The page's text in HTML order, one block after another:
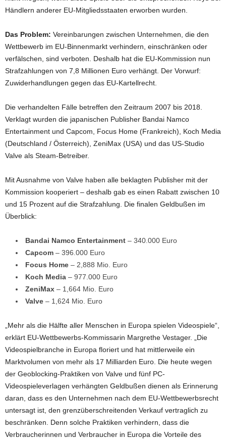
Händlern anderer EU-Mitgliedsstaaten erworben wurden.
Das Problem: Vereinbarungen zwischen Unternehmen, die den
Wettbewerb im EU-Binnenmarkt verhindern, einschränken oder
verfälschen, sind verboten. Deshalb hat die EU-Kommission nun
Strafzahlungen von 7,8 Millionen Euro verhängt. Der Vorwurf:
Zuwiderhandlungen gegen das EU-Kartellrecht.
Die verhandelten Fälle betreffen den Zeitraum 2007 bis 2018.
Verklagt wurden die japanischen Publisher Bandai Namco
Entertainment und Capcom, Focus Home (Frankreich), Koch Media
(Deutschland / Österreich), ZeniMax (USA) und das US-Studio
Valve als Steam-Betreiber.
Mit Ausnahme von Valve haben alle beklagten Publisher mit der
Kommission kooperiert – deshalb gab es einen Rabatt zwischen 10
und 15 Prozent auf die Strafzahlung. Die finalen Geldbußen im
Überblick:
Bandai Namco Entertainment – 340.000 Euro
Capcom – 396.000 Euro
Focus Home – 2,888 Mio. Euro
Koch Media – 977.000 Euro
ZeniMax – 1,664 Mio. Euro
Valve – 1,624 Mio. Euro
„Mehr als die Hälfte aller Menschen in Europa spielen Videospiele“,
erklärt EU-Wettbewerbs-Kommissarin Margrethe Vestager. „Die
Videospielbranche in Europa floriert und hat mittlerweile ein
Marktvolumen von mehr als 17 Milliarden Euro. Die heute wegen
der Geoblocking-Praktiken von Valve und fünf PC-
Videospieleverlagen verhängten Geldbußen dienen als Erinnerung
daran, dass es den Unternehmen nach dem EU-Wettbewerbsrecht
untersagt ist, den grenzüberschreitenden Verkauf vertraglich zu
beschränken. Denn solche Praktiken verhindern, dass die
Verbraucherinnen und Verbraucher in Europa die Vorteile des